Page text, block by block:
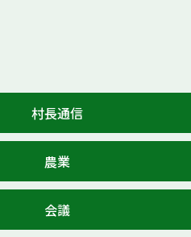
村長通信
農業
会議